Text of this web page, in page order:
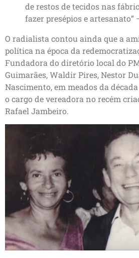
de restos de tecidos nas
fazer presépios e artesanato”
O radialista contou ainda que a
política na época da
Fundadora do diretório local do
Guimarães, Waldir Pires, Nestor
Nascimento, em meados da
o cargo de vereadora no recém
Rafael Jambeiro.